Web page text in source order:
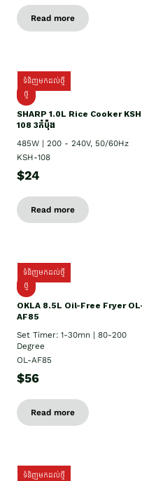
Read more
ទំនិញមកដល់ថ្មី
ថ្មី
SHARP 1.០L Rice Cooker
108 3កំប៉ុង
485W | 200 - 240V, 50/60Hz
KSH-108
$24
Read more
ទំនិញមកដល់ថ្មី
ថ្មី
OKLA 8.5L Oil-Free Fryer
AF85
Set Timer: 1-30mn | 80-200
Degree
OL-AF85
$56
Read more
ទំនិញមកដល់ថ្មី